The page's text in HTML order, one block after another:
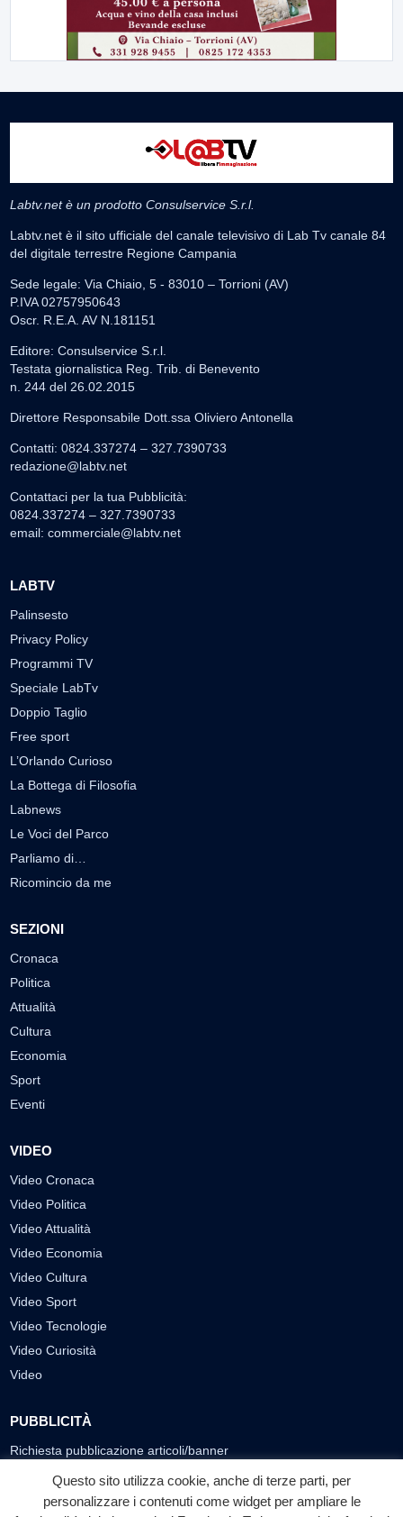
Labtv.net è un prodotto Consulservice S.r.l.
Labtv.net è il sito ufficiale del canale televisivo di Lab Tv canale 84
del digitale terrestre Regione Campania
Sede legale: Via Chiaio, 5 - 83010 – Torrioni (AV)
P.IVA 02757950643
Oscr. R.E.A. AV N.181151
Editore: Consulservice S.r.l.
Testata giornalistica Reg. Trib. di Benevento
n. 244 del 26.02.2015
Direttore Responsabile Dott.ssa Oliviero Antonella
Contatti: 0824.337274 – 327.7390733
redazione@labtv.net
Contattaci per la tua Pubblicità:
0824.337274 – 327.7390733
email: commerciale@labtv.net
LABTV
Palinsesto
Privacy Policy
Programmi TV
Speciale LabTv
Doppio Taglio
Free sport
L’Orlando Curioso
La Bottega di Filosofia
Labnews
Le Voci del Parco
Parliamo di…
Ricomincio da me
SEZIONI
Cronaca
Politica
Attualità
Cultura
Economia
Sport
Eventi
VIDEO
Video Cronaca
Video Politica
Video Attualità
Video Economia
Video Cultura
Video Sport
Video Tecnologie
Video Curiosità
Video
PUBBLICITÀ
Richiesta pubblicazione articoli/banner
SEGUICI SUI SOCIAL
Questo sito utilizza cookie, anche di terze parti, per
personalizzare i contenuti come widget per ampliare le